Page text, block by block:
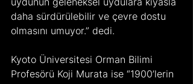
daha sürdürülebilir ve çevre dostu
olmasını umuyor.” dedi.
Kyoto Üniversitesi Orman Bilimi
Profesörü Koji Murata ise “1900’lerin